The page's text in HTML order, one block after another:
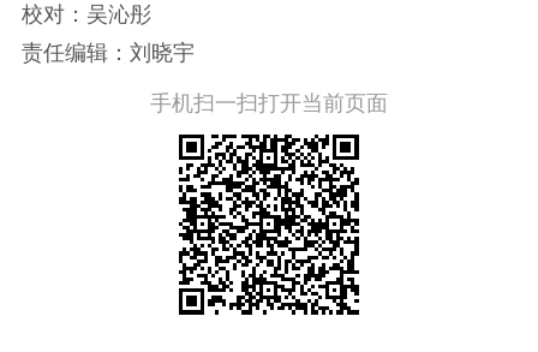
校对：吴沁彤
责任编辑：刘晓宇
手机扫一扫打开当前页面